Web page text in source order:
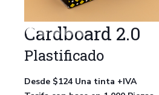
Cardboard 2.0
Plastificado
Desde $124 Una tinta +IVA